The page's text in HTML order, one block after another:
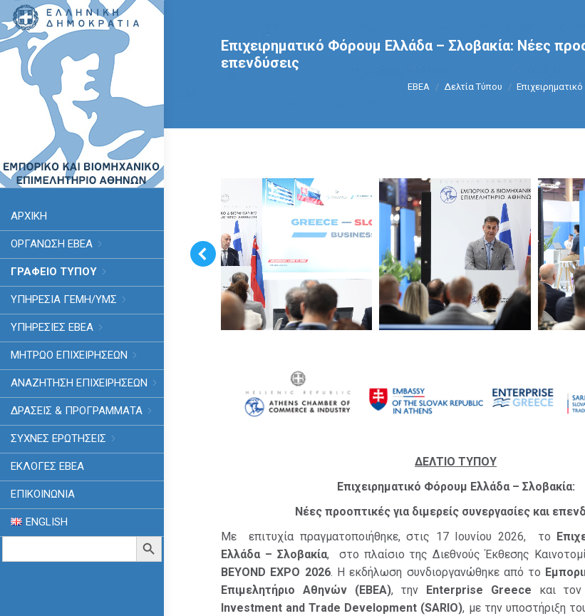
ΑΡΧΙΚΗ
ΟΡΓΑΝΩΣΗ ΕΒΕΑ
ΓΡΑΦΕΙΟ ΤΥΠΟΥ
ΥΠΗΡΕΣΊΑ ΓΕΜΗ/ΥΜΣ
ΥΠΗΡΕΣΙΕΣ ΕΒΕΑ
ΜΗΤΡΩΟ ΕΠΙΧΕΙΡΗΣΕΩΝ
ΑΝΑΖΗΤΗΣΗ ΕΠΙΧΕΙΡΗΣΕΩΝ
ΔΡΑΣΕΙΣ & ΠΡΟΓΡΑΜΜΑΤΑ
ΣΥΧΝΕΣ ΕΡΩΤΗΣΕΙΣ
ΕΚΛΟΓΈΣ ΕΒΕΑ
ΕΠΙΚΟΙΝΩΝΙΑ
ENGLISH
Search
Search Button
Επιχειρηματικό Φόρουμ Ελλάδα – Σλοβακία: Νέες
επενδύσεις
You are here:
ΕΒΕΑ Δελτία Τύπου
ΔΕΛΤΙΟ ΤΥΠΟΥ
Επιχειρηματικό Φόρουμ Ελλάδα – Σλοβακία:
Νέες προοπτικές για διμερείς συνεργασίες και
Με επιτυχία πραγματοποιήθηκε, στις 17 Ιουνίου 2026, το
Ελλάδα – Σλοβακία, στο πλαίσιο της Διεθνούς Έκθεσης
BEYOND EXPO 2026. Η εκδήλωση συνδιοργανώθηκε από το
Επιμελητήριο Αθηνών (ΕΒΕΑ), την Enterprise Greece και τον
Investment and Trade Development (SARIO), με την υποστήριξη